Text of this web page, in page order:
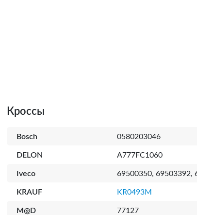
Кроссы
Bosch 0580203046
DELON A777FC1060
Iveco 69500350, 69503392,
KRAUF KR0493M
M@D 77127